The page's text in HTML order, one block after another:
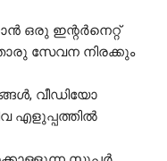
ഒരു ഇന്റർനെറ്റ്
സേവന നിരക്കും
വീഡിയോ
എളുപ്പത്തിൽ